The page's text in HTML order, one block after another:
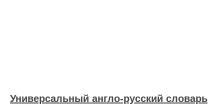
Универсальный англо-русский словарь